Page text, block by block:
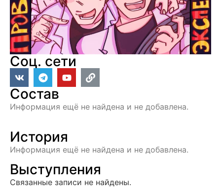
Соц. сети
Состав
Информация ещё не найдена и не добавлена.
История
Информация ещё не найдена и не добавлена.
Выступления
Связанные записи не найдены.